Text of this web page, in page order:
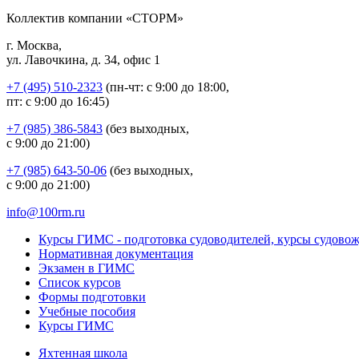
Коллектив компании «СТОРМ»
г. Москва,
ул. Лавочкина, д. 34, офис 1
+7 (495) 510-2323 (пн-чт: с 9:00 до 18:00,
пт: с 9:00 до 16:45)
+7 (985) 386-5843 (без выходных,
с 9:00 до 21:00)
+7 (985) 643-50-06 (без выходных,
с 9:00 до 21:00)
info@100rm.ru
Курсы ГИМС - подготовка судоводителей, курсы
Нормативная документация
Экзамен в ГИМС
Список курсов
Формы подготовки
Учебные пособия
Курсы ГИМС
Яхтенная школа